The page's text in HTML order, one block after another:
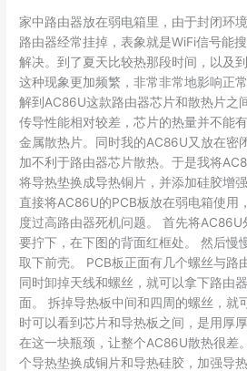
置
家中路由器放在弱电箱里，由于封闭环
路由器经常挂掉，表象就是WiFi信号能
解决。到了夏天比较热那段时间，以及
这种现象更加频繁，非常非常地影响正
解到AC86U这款路由器芯片和散热片之
传导性能相对较差，芯片的热量并不能
金属散热片。同时我的AC86U又放在密
加不利于路由器芯片散热。于是我将
将导热垫换成导热铜片，并添加硅胶增
直接将AC86U的PCB板放在弱电箱使用
度过高路由器死机问题。 首先将
要拧下，在下图的背面红框处。 然后慢
取下前壳。 PCB板正面有几个螺丝与路
同时卸掉天线和螺丝，就可以拿下路由
面。 拆掉导热板中间和四周的螺丝，就
时可以看到芯片和导热板之间，是用厚
在这一块瓶颈，让整个AC86U散热很差
个导热垫换成铜片和导热硅胶，加强导